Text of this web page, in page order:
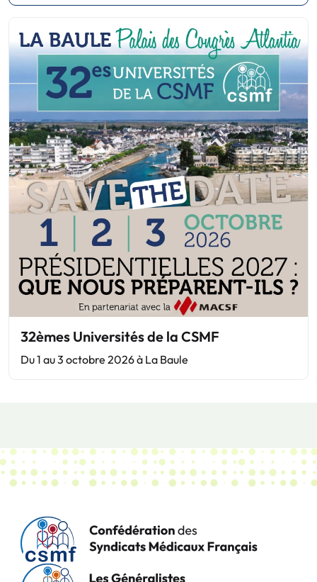
32èmes Universités de la CSMF
Du 1 au 3 octobre 2026 à La Baule